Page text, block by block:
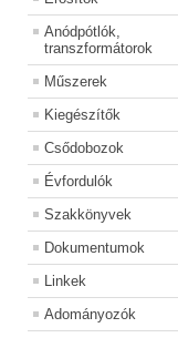
Anódpótlók,
transzformátorok
Műszerek
Kiegészítők
Csődobozok
Évfordulók
Szakkönyvek
Dokumentumok
Linkek
Adományozók